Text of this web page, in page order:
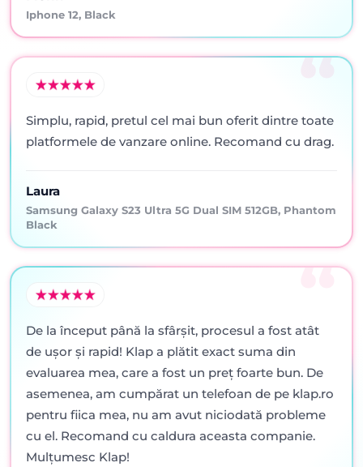
Iphone 12, Black
Simplu, rapid, pretul cel mai bun oferit dintre toate
platformele de vanzare online. Recomand cu drag.
Laura
Samsung Galaxy S23 Ultra 5G Dual SIM 512GB, Phantom
Black
De la început până la sfârșit, procesul a fost atât
de ușor și rapid! Klap a plătit exact suma din
evaluarea mea, care a fost un preț foarte bun. De
asemenea, am cumpărat un telefoan de pe klap.ro
pentru fiica mea, nu am avut niciodată probleme
cu el. Recomand cu caldura aceasta companie.
Mulțumesc Klap!